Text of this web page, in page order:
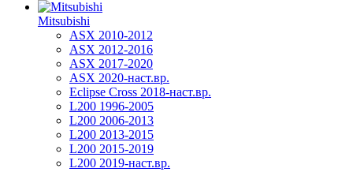
Mitsubishi
ASX 2010-2012
ASX 2012-2016
ASX 2017-2020
ASX 2020-наст.вр.
Eclipse Cross 2018-наст.вр.
L200 1996-2005
L200 2006-2013
L200 2013-2015
L200 2015-2019
L200 2019-наст.вр.